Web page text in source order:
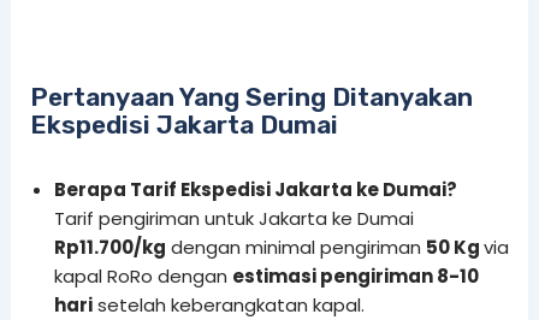
Pertanyaan Yang Sering Ditanyakan
Ekspedisi Jakarta Dumai
Berapa Tarif Ekspedisi Jakarta ke Dumai?
Tarif pengiriman untuk Jakarta ke Dumai
Rp11.700/kg dengan minimal pengiriman 50 Kgvia
kapal RoRo dengan estimasi pengiriman 8-10
harisetelah keberangkatan kapal.